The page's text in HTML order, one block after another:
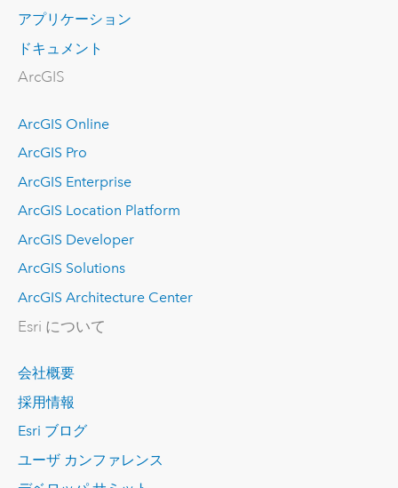
アプリケーション
ドキュメント
ArcGIS
ArcGIS Online
ArcGIS Pro
ArcGIS Enterprise
ArcGIS Location Platform
ArcGIS Developer
ArcGIS Solutions
ArcGIS Architecture Center
Esri について
会社概要
採用情報
Esri ブログ
ユーザ カンファレンス